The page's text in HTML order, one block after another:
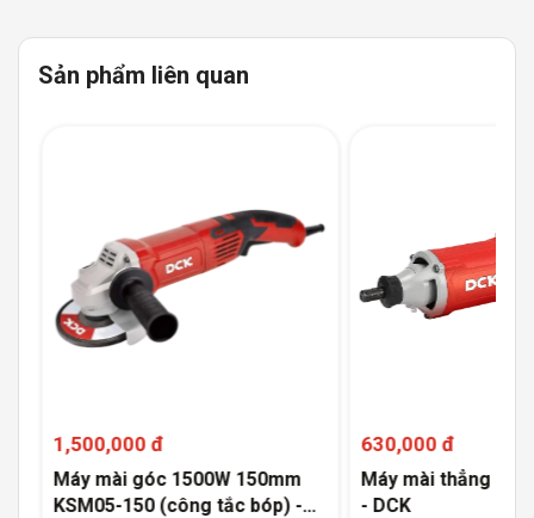
Sản phẩm liên quan
1,500,000 đ
Máy mài góc 1500W 150mm
KSM05-150 (công tắc bóp) -
630,000 đ
Máy mài thẳng
- DCK